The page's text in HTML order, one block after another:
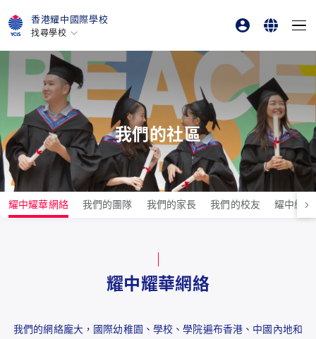
香港耀中國際學校
找尋學校
香港
美國矽谷
北京
北京亦莊
重慶
上海
所有耀中耀華學校
家長
English
繁體中文
我們的社區
耀中耀華網絡 我們的團隊 我們的家長 我們的校友 耀中網誌
耀中耀華網絡
我們的網絡龐大，國際幼稚園、學校、學院遍布香港、中國內地和